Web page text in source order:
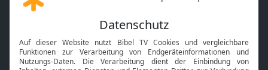
Gott und Bibel erklärt
Neuigkeiten
Mobile App
Smart TV
HbbTV